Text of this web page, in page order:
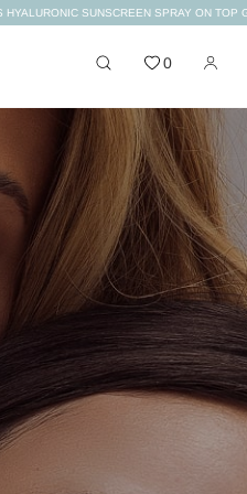
SUNSCREEN SPRAY ON TOP
0